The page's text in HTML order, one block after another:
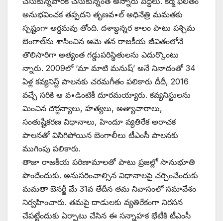
అనుభవించక తప్పదని తృణవ•ల్‌ అధినేత్రి మమతకు
స్పష్టంగా అర్థమవు తోంది. దశాబ్దన్నర కాలం పాటు పశ్చిమ
బెంగాల్‌ను శాసించిన ఆమె తన రాజకీయ జీవితంలోనే
తొలిసారిగా అత్యంత గడ్డుపరిస్థితులను ఎదుర్కొంటు
న్నారు. 2009లో ‘మా మాటి మనుష్‌’ అనే నినాదంతో 34
ఏళ్ల కవ్యనిస్ట్ ‌పాలనకు చరమగీతం పలికారు దీదీ, 2016
వచ్చే సరికి ఆ వ•డింటికీ దూరమయ్యారు. కవ్యనిస్టులను
మించిన దౌర్జన్యాలు, హత్యలు, అత్యాచారాలు,
సంతుష్టీకరణ విధానాలు, హిందూ వ్యతిరేక అరాచక
పాలనతో విసిగిపోయిన బెంగాలీలు టీఎంసీ పాలనకు
ముగింపు పలికారు.
తాజా రాజకీయ పరిణామాలతో పాటు ప్రజల్లో సానుభూతి
పొందేందుకు. అనుసరించాల్సిన విధానాలపై చర్చించేందుకు
మమతా బెనర్జీ మే 31వ తేదీన తమ నివాసంలో సమావేశం
నిర్వహించారు. తమపై దాడులకు వ్యతిరేకంగా నిరసన
చేపట్టేందుకు ఏర్పాటు చేసిన ఈ సన్నాహక భేటీకి టీఎంసీ